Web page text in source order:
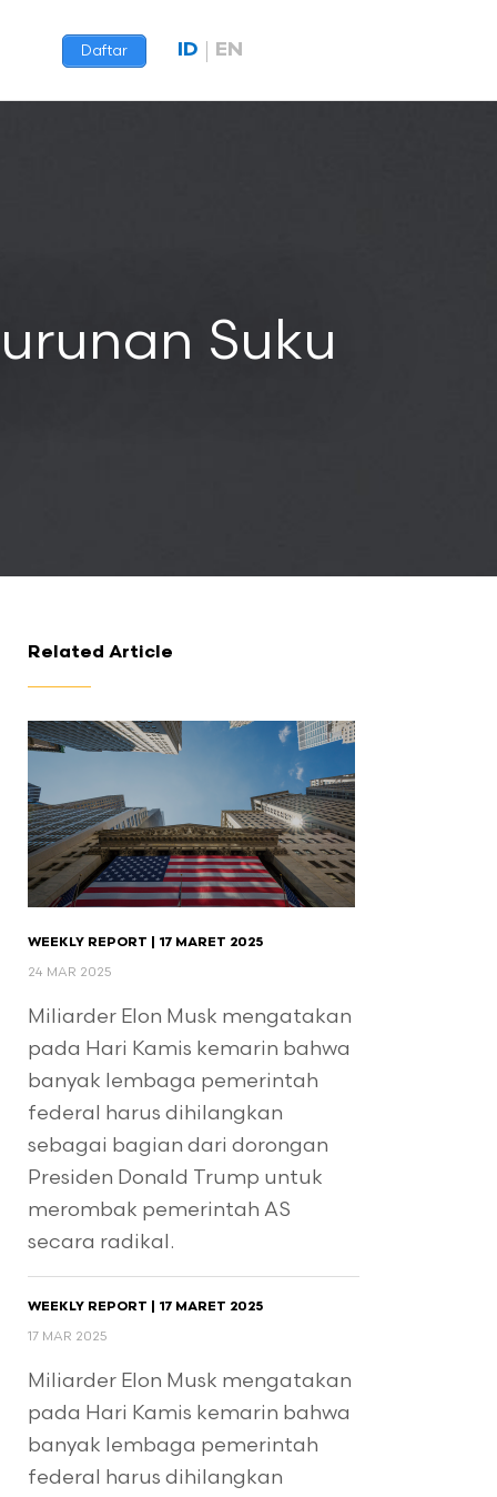
Daftar ID EN
Suku
Related Article
WEEKLY REPORT | 17 MARET 2025
24 MAR 2025
Miliarder Elon Musk mengatakan
pada Hari Kamis kemarin bahwa
banyak lembaga pemerintah
federal harus dihilangkan
sebagai bagian dari dorongan
Presiden Donald Trump untuk
merombak pemerintah AS
secara radikal.
WEEKLY REPORT | 17 MARET 2025
17 MAR 2025
Miliarder Elon Musk mengatakan
pada Hari Kamis kemarin bahwa
banyak lembaga pemerintah
federal harus dihilangkan